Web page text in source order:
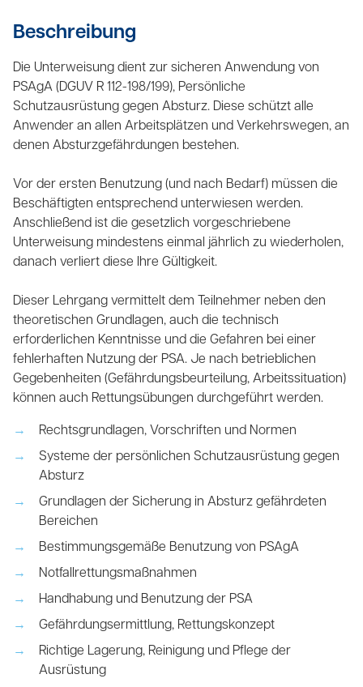
Beschreibung
Die Unterweisung dient zur sicheren Anwendung von
PSAgA (DGUV R 112-198/199), Persönliche
Schutzausrüstung gegen Absturz. Diese schützt alle
Anwender an allen Arbeitsplätzen und Verkehrswegen, an
denen Absturzgefährdungen bestehen.
Vor der ersten Benutzung (und nach Bedarf) müssen die
Beschäftigten entsprechend unterwiesen werden.
Anschließend ist die gesetzlich vorgeschriebene
Unterweisung mindestens einmal jährlich zu wiederholen,
danach verliert diese Ihre Gültigkeit.
Dieser Lehrgang vermittelt dem Teilnehmer neben den
theoretischen Grundlagen, auch die technisch
erforderlichen Kenntnisse und die Gefahren bei einer
fehlerhaften Nutzung der PSA. Je nach betrieblichen
Gegebenheiten (Gefährdungsbeurteilung, Arbeitssituation)
können auch Rettungsübungen durchgeführt werden.
Rechtsgrundlagen, Vorschriften und Normen
Systeme der persönlichen Schutzausrüstung gegen
Absturz
Grundlagen der Sicherung in Absturz gefährdeten
Bereichen
Bestimmungsgemäße Benutzung von PSAgA
Notfallrettungsmaßnahmen
Handhabung und Benutzung der PSA
Gefährdungsermittlung, Rettungskonzept
Richtige Lagerung, Reinigung und Pflege der
Ausrüstung